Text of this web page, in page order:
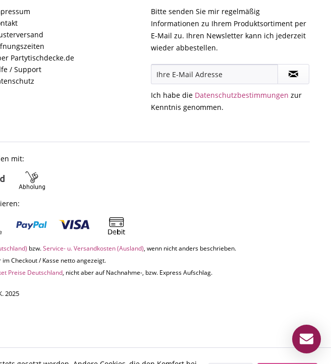
Partytischdecke.de
/ Support
Bitte senden Sie mir regelmäßig
Informationen zu Ihrem Produktsortiment per
E-Mail zu. Ihren Newsletter kann ich jederzeit
wieder abbestellen.
Ich habe die Datenschutzbestimmungen zur
Kenntnis genommen.
mit:
bzw.Service- u. Versandkosten (Ausland), wenn nicht anders beschrieben.
Checkout / Kasse netto angezeigt.
Preise Deutschland, nicht aber auf Nachnahme-, bzw. Express Aufschlag.
2025